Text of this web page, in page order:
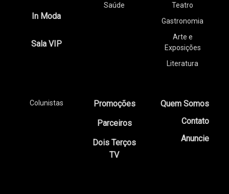
In Moda
Sala VIP
Saúde
Teatro
Gastronomia
Arte e
Exposições
Literatura
Colunistas
Promoções
Parceiros
Dois Terços
TV
Quem Somos
Contato
Anuncie